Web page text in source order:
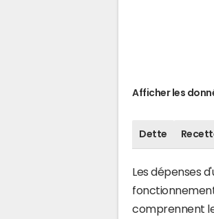
Afficher les
Dette
Les dépenses
comprennent